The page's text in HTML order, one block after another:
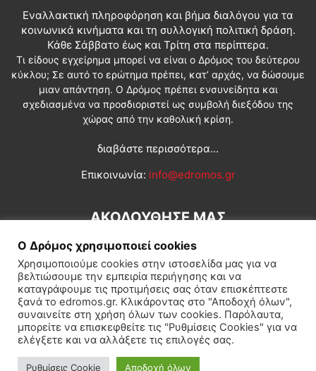
Εναλλακτική πληροφόρηση και βήμα διαλόγου για τα
κοινωνικά κινήματα και τη συλλογική πολιτική δράση.
Κάθε Σάββατο έως και Τρίτη στα περίπτερα.
Τι είδους εγχείρημα μπορεί να είναι ο Δρόμος του δεύτερου
κύκλου; Σε αυτό το ερώτημα πρέπει, κατ’ αρχάς, να δώσουμε
μιαν απάντηση. Ο Δρόμος πρέπει ενσυνείδητα και
σχεδιασμένα να προσδιοριστεί ως συμβολή διεξόδου της
χώρας από την καθολική κρίση.
διαβάστε περισσότερα...
Επικοινωνία: info@edromos.gr
ΑΚΟΛΟΥΘΗΣΕ ΜΑΣ
Εγγραφή συνδρομητή Πολιτική Διεθνή Κοινωνία
Πολιτισμός Αφιερώματα
Ο Δρόμος χρησιμοποιεί cookies
Χρησιμοποιούμε cookies στην ιστοσελίδα μας για να
βελτιώσουμε την εμπειρία περιήγησης και να
καταγράφουμε τις προτιμήσεις σας όταν επισκέπτεστε
ξανά το edromos.gr. Κλικάροντας στο "Αποδοχή όλων",
συναινείτε στη χρήση όλων των cookies. Παρόλαυτα,
μπορείτε να επισκεφθείτε τις "Ρυθμίσεις Cookies" για να
ελέγξετε και να αλλάξετε τις επιλογές σας.
Ρυθμίσεις Cookie Αποδοχή όλων